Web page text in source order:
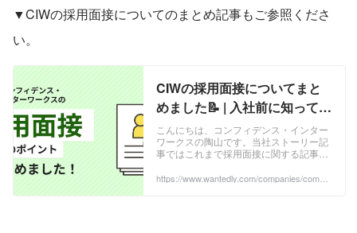
▼CIWの採用面接についてのまとめ記事もご参照くださ
い。
CIWの採用面接についてまと
めました📝 | 入社前に知ってお
きたいポイント
こんにちは、コンフィデンス・インター
ワークスの陶山です。当社ストーリー記
事ではこれまで採用面接に関する記事を
関する記事はそれぞれ読者の皆さまから
https://www.wantedly.com/companies/compa